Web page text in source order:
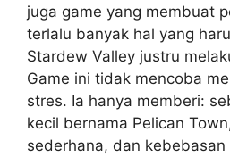
juga game yang membuat
terlalu banyak hal yang
Stardew Valley justru
Game ini tidak mencoba
stres. Ia hanya memberi:
kecil bernama Pelican
sederhana, dan